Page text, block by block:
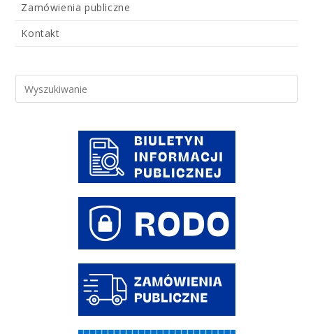
Zamówienia publiczne
Kontakt